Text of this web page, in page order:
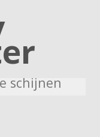
schijnen